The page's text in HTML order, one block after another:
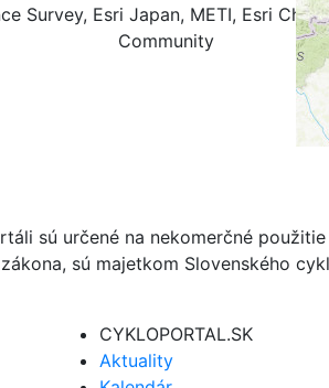
Survey, Esri Japan, METI, Esri
Community
sú určené na nekomerčné
sú majetkom Slovenského
CYKLOPORTAL.SK
Aktuality